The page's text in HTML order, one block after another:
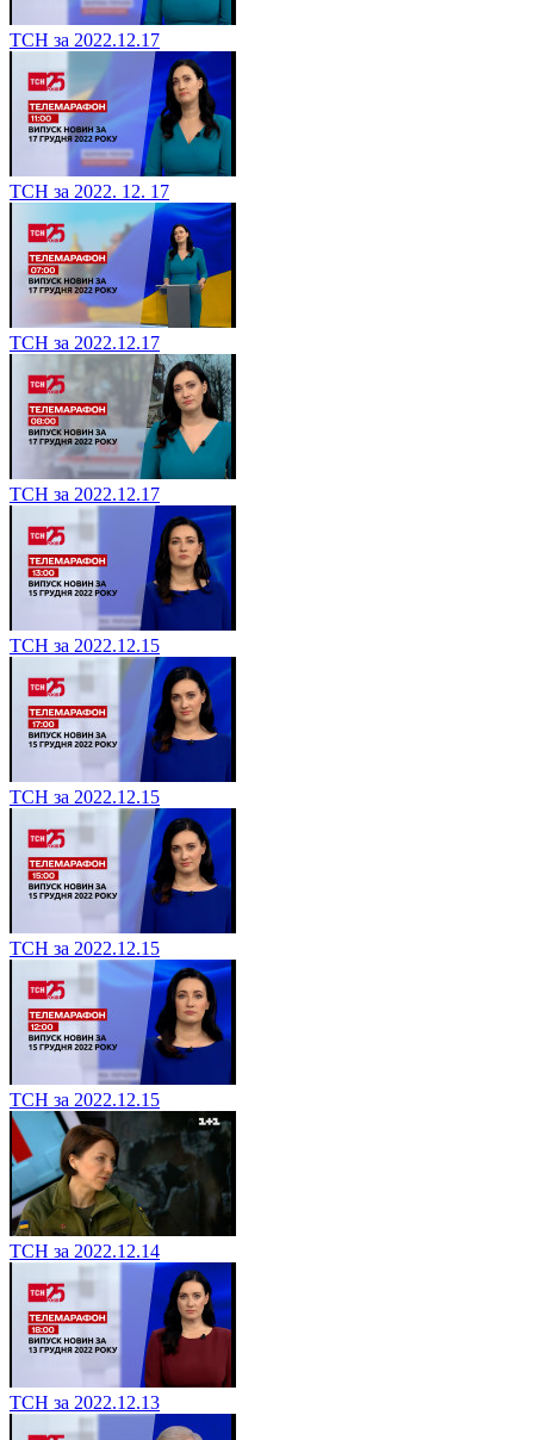
ТСН за 2022.12.17
ТСН за 2022. 12. 17
ТСН за 2022.12.17
ТСН за 2022.12.17
ТСН за 2022.12.15
ТСН за 2022.12.15
ТСН за 2022.12.15
ТСН за 2022.12.15
ТСН за 2022.12.14
ТСН за 2022.12.13